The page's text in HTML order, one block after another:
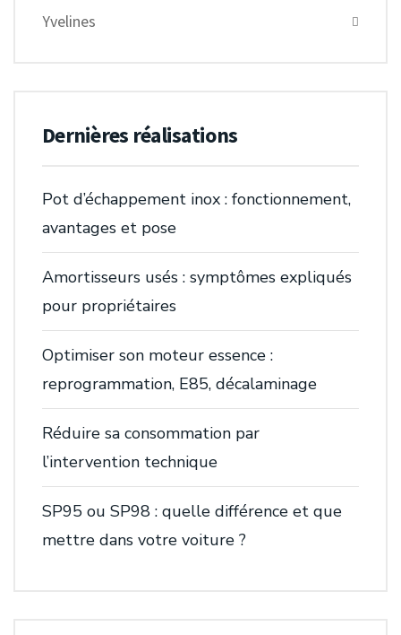
Yvelines
Dernières réalisations
Pot d’échappement inox : fonctionnement,
avantages et pose
Amortisseurs usés : symptômes expliqués
pour propriétaires
Optimiser son moteur essence :
reprogrammation, E85, décalaminage
Réduire sa consommation par
l’intervention technique
SP95 ou SP98 : quelle différence et que
mettre dans votre voiture ?